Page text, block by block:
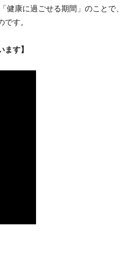
健康に過ごせる期間」のことで、
す。
す】